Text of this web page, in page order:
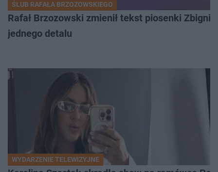
ŚLUB RAFAŁA BRZOZOWSKIEGO
Rafał Brzozowski zmienił tekst piosenki
jednego detalu
WYDARZENIE TELEWIZYJNE